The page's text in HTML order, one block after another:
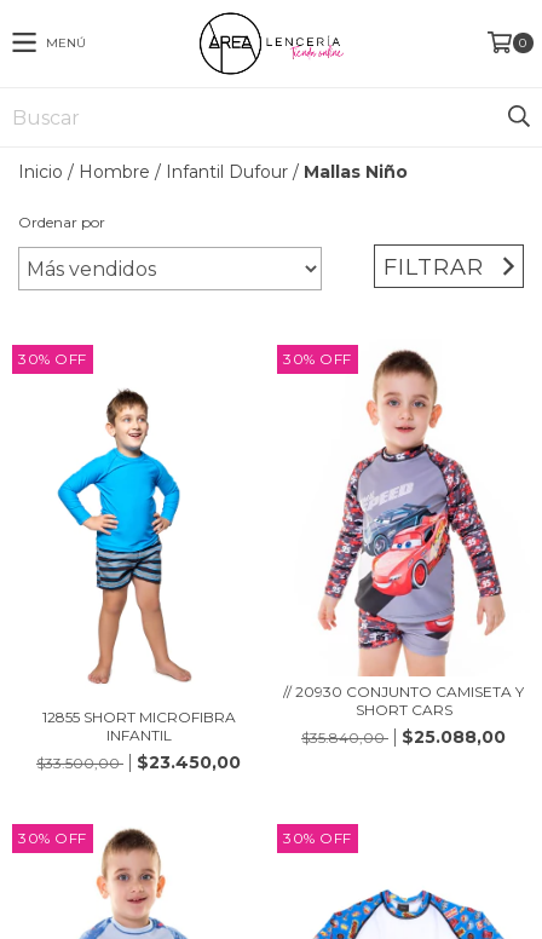
MENÚ 0
Inicio / Hombre / Infantil Dufour / Mallas Niño
Ordenar por
FILTRAR
30% OFF
12855 SHORT MICROFIBRA
INFANTIL
$33.500,00
$23.450,00
30% OFF
// 20930 CONJUNTO CAMISETA Y
SHORT CARS
$35.840,00
$25.088,00
30% OFF 30% OFF